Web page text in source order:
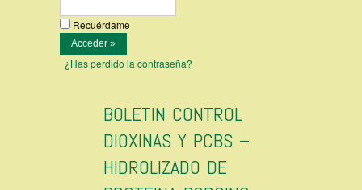
Recuérdame
¿Has perdido la contraseña?
BOLETIN CONTROL
DIOXINAS Y PCBS –
HIDROLIZADO DE